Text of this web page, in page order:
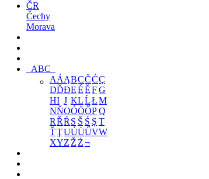
ČR
Čechy
Morava
ABC
AÁĄBCČĆÇ
DĎĐEÉĚFG
HI J KLĹŁM
NŇOÓÖŐPQ
RŘŔ S Š Ś Ş T
ŤŢUÚÜŰVW
XYZ Ž Ż¬